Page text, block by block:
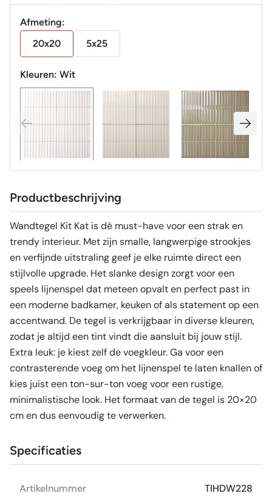
Afmeting:
20x20
5x25
Kleuren: Wit
Productbeschrijving
Wandtegel Kit Kat is dé must-have voor een strak en
trendy interieur. Met zijn smalle, langwerpige strookjes
en verfijnde uitstraling geef je elke ruimte direct een
stijlvolle upgrade. Het slanke design zorgt voor een
speels lijnenspel dat meteen opvalt en perfect past in
een moderne badkamer, keuken of als statement op een
accentwand. De tegel is verkrijgbaar in diverse kleuren,
zodat je altijd een tint vindt die aansluit bij jouw stijl.
Extra leuk: je kiest zelf de voegkleur. Ga voor een
contrasterende voeg om het lijnenspel te laten knallen of
kies juist een ton-sur-ton voeg voor een rustige,
minimalistische look. Het formaat van de tegel is 20×20
cm en dus eenvoudig te verwerken.
Specificaties
Artikelnummer TIHDW228